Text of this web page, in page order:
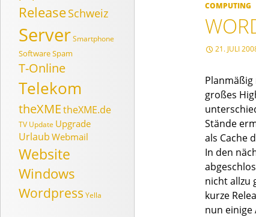
COMPUTING
21. JULI
Planmäßig
großes
Stände
als Cache
In den
nicht allzu
kurze
nun einige
ReleaseSchweiz
ServerSmartphone
SoftwareSpam
T-Online
Telekom
theXMEtheXME.de
TV Update Upgrade
Urlaub Webmail
Website
Windows
Wordpress Yella